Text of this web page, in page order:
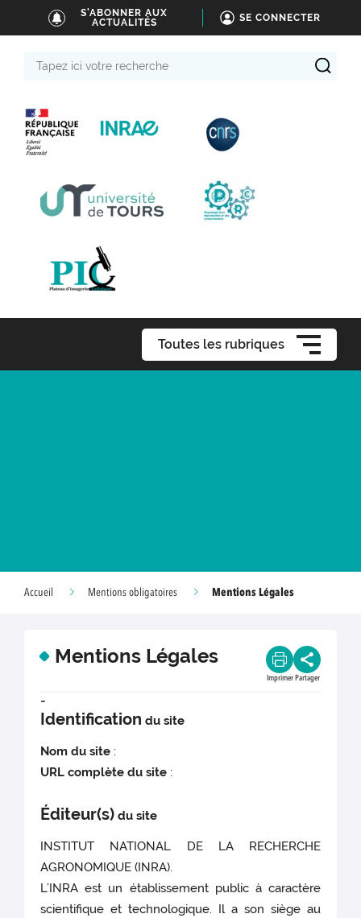
S'ABONNER AUX
ACTUALITÉS
SE CONNECTER
Toutes les rubriques
Accueil Mentions obligatoires Mentions Légales
Mentions Légales
Imprimer Partager
-
Identification du site
Nom du site :
URL complète du site :
Éditeur(s) du site
INSTITUT NATIONAL DE LA RECHERCHE
AGRONOMIQUE (INRA).
L’INRA est un établissement public à caractère
scientifique et technologique. Il a son siège au